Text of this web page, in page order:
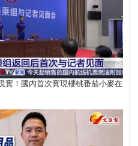
實！國內首次實現櫻桃番茄小麥在